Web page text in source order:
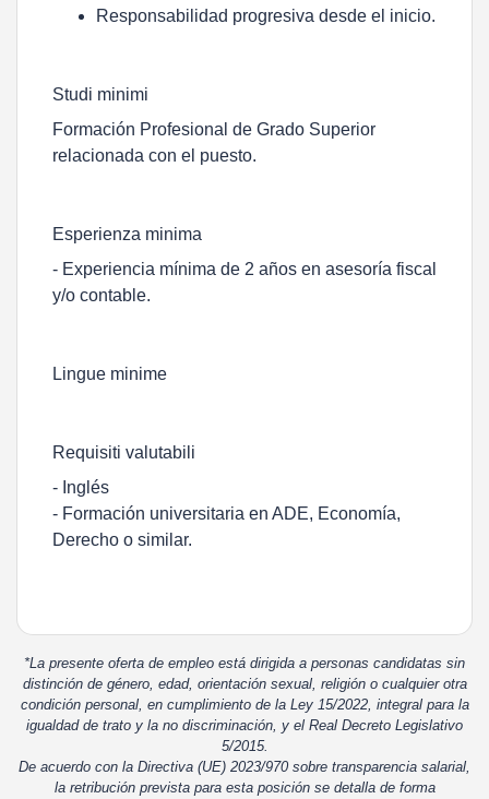
Responsabilidad progresiva desde el inicio.
Studi minimi
Formación Profesional de Grado Superior
relacionada con el puesto.
Esperienza minima
- Experiencia mínima de 2 años en asesoría fiscal
y/o contable.
Lingue minime
Requisiti valutabili
- Inglés
- Formación universitaria en ADE, Economía,
Derecho o similar.
*La presente oferta de empleo está dirigida a personas candidatas sin
distinción de género, edad, orientación sexual, religión o cualquier otra
condición personal, en cumplimiento de la Ley 15/2022, integral para la
igualdad de trato y la no discriminación, y el Real Decreto Legislativo
5/2015.
De acuerdo con la Directiva (UE) 2023/970 sobre transparencia salarial,
la retribución prevista para esta posición se detalla de forma